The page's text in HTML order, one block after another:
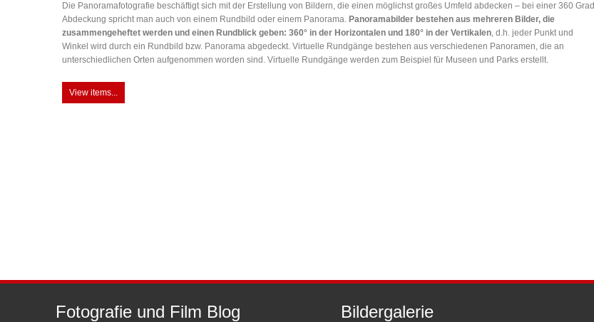
Die Panoramafotografie beschäftigt sich mit der Erstellung von Bildern, die einen möglichst großes Umfeld abdecken – bei einer 360 Grad
Abdeckung spricht man auch von einem Rundbild oder einem Panorama. Panoramabilder bestehen aus mehreren Bilder, die
zusammengeheftet werden und einen Rundblick geben: 360° in der Horizontalen und 180° in der Vertikalen, d.h. jeder Punkt und
Winkel wird durch ein Rundbild bzw. Panorama abgedeckt. Virtuelle Rundgänge bestehen aus verschiedenen Panoramen, die an
unterschiedlichen Orten aufgenommen worden sind. Virtuelle Rundgänge werden zum Beispiel für Museen und Parks erstellt.
View items...
Fotografie und Film Blog Bildergalerie